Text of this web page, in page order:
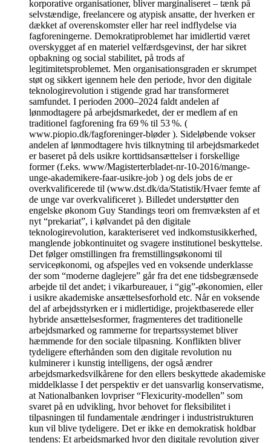
korporative organisationer, bliver marginaliseret – tænk på
selvstændige, freelancere og atypisk ansatte, der hverken er
dækket af overenskomster eller har reel indflydelse via
fagforeningerne. Demokratiproblemet har imidlertid været
overskygget af en materiel velfærdsgevinst, der har sikret
opbakning og social stabilitet, på trods af
legitimitetsproblemet. Men organisationsgraden er skrumpet
støt og sikkert igennem hele den periode, hvor den digitale
teknologirevolution i stigende grad har transformeret
samfundet. I perioden 2000–2024 faldt andelen af
lønmodtagere på arbejdsmarkedet, der er medlem af en
traditionel fagforening fra 69 % til 53 %. (
www.piopio.dk/fagforeninger-bløder ). Sideløbende vokser
andelen af lønmodtagere hvis tilknytning til arbejdsmarkedet
er baseret på dels usikre korttidsansættelser i forskellige
former (f.eks. www/Magisterterbladet-nr-10-2016/mange-
unge-akademikere-faar-usikre-job ) og dels jobs de er
overkvalificerede til (www.dst.dk/da/Statistik/Hvaer femte af
de unge var overkvalificeret ). Billedet understøtter den
engelske økonom Guy Standings teori om fremvæksten af et
nyt “prekariat”, i kølvandet på den digitale
teknologirevolution, karakteriseret ved indkomstusikkerhed,
manglende jobkontinuitet og svagere institutionel beskyttelse.
Det følger omstillingen fra fremstillingsøkonomi til
serviceøkonomi, og afspejles ved en voksende underklasse
der som “moderne daglejere” går fra det ene tidsbegrænsede
arbejde til det andet; i vikarbureauer, i “gig”-økonomien, eller
i usikre akademiske ansættelsesforhold etc. Når en voksende
del af arbejdsstyrken er i midlertidige, projektbaserede eller
hybride ansættelsesformer, fragmenteres det traditionelle
arbejdsmarked og rammerne for trepartssystemet bliver
hæmmende for den sociale tilpasning. Konflikten bliver
tydeligere efterhånden som den digitale revolution nu
kulminerer i kunstig intelligens, der også ændrer
arbejdsmarkedsvilkårene for den ellers beskyttede akademiske
middelklasse I det perspektiv er det uansvarlig konservatisme,
at Nationalbanken lovpriser “Flexicurity-modellen” som
svaret på en udvikling, hvor behovet for fleksibilitet i
tilpasningen til fundamentale ændringer i industristrukturen
kun vil blive tydeligere. Det er ikke en demokratisk holdbar
tendens: Et arbejdsmarked hvor den digitale revolution giver